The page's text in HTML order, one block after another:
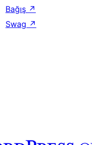
Bağış ↗
Swag ↗